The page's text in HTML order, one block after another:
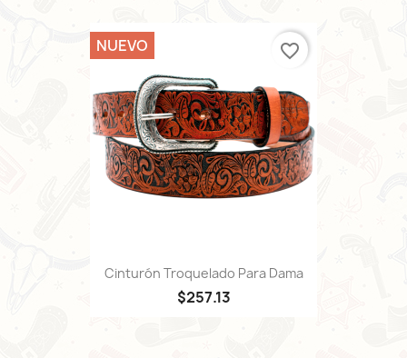
Cinturón Troquelado Para Dama
$257.13
NUEVO favorite_border